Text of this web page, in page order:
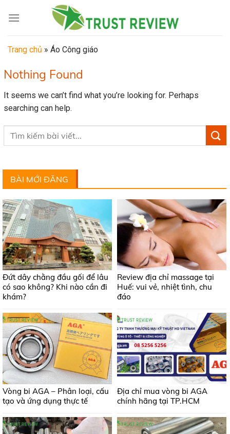
Trang chủ » Áo Công giáo
Nothing Found
It seems we can’t find what you’re looking for. Perhaps
searching can help.
BÀI MỚI ĐĂNG
Đứt dây chằng đầu gối để lâu
có sao không? Khi nào cần đi
khám?
Review địa chỉ massage tại
Huế: vui vẻ, nhiệt tình, chu
đáo
Vòng bi AGA – Phân loại, cấu
tạo và ứng dụng thực tế
Địa chỉ mua vòng bi AGA
chính hãng tại TP.HCM